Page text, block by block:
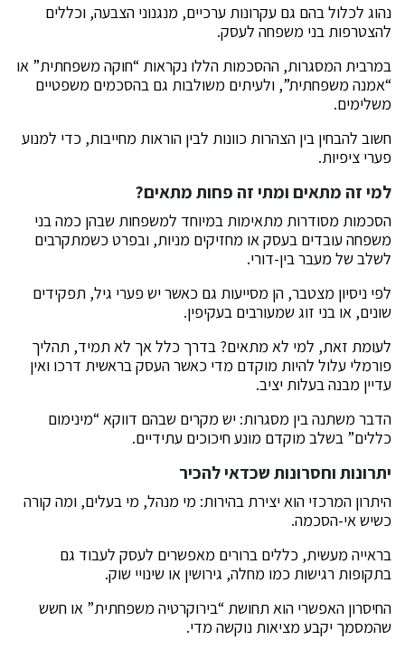
נהוג לכלול בהם גם עקרונות ערכיים, מנגנוני הצבעה, וכללים
להצטרפות בני משפחה לעסק.
במרבית המסגרות, ההסכמות הללו נקראות “חוקה משפחתית” או
“אמנה משפחתית”, ולעיתים משולבות גם בהסכמים משפטיים
משלימים.
חשוב להבחין בין הצהרות כוונות לבין הוראות מחייבות, כדי למנוע
פערי ציפיות.
למי זה מתאים ומתי זה פחות מתאים?
הסכמות מסודרות מתאימות במיוחד למשפחות שבהן כמה בני
משפחה עובדים בעסק או מחזיקים מניות, ובפרט כשמתקרבים
לשלב של מעבר בין-דורי.
לפי ניסיון מצטבר, הן מסייעות גם כאשר יש פערי גיל, תפקידים
שונים, או בני זוג שמעורבים בעקיפין.
לעומת זאת, למי לא מתאים? בדרך כלל אך לא תמיד, תהליך
פורמלי עלול להיות מוקדם מדי כאשר העסק בראשית דרכו ואין
עדיין מבנה בעלות יציב.
הדבר משתנה בין מסגרות: יש מקרים שבהם דווקא “מינימום
כללים” בשלב מוקדם מונע חיכוכים עתידיים.
יתרונות וחסרונות שכדאי להכיר
היתרון המרכזי הוא יצירת בהירות: מי מנהל, מי בעלים, ומה קורה
כשיש אי-הסכמה.
בראייה מעשית, כללים ברורים מאפשרים לעסק לעבוד גם
בתקופות רגישות כמו מחלה, גירושין או שינויי שוק.
החיסרון האפשרי הוא תחושת “בירוקרטיה משפחתית” או חשש
שהמסמך יקבע מציאות נוקשה מדי.